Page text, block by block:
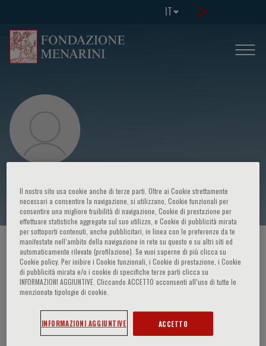
IT
Nicola Pimpinelli
HOME PAGE / CORSI ED EVENTI / RELATORE
Nicola Pimpinelli
Il nostro sito usa cookie anche di terze parti. Oltre ai Cookie strettamente
necessari a consentire la navigazione, si utilizzano, Cookie funzionali per
consentire una migliore fruibilità di navigazione, Cookie di prestazione per
effettuare statistiche aggregate sul suo utilizzo, e Cookie di pubblicità mirata
per sottoporti contenuti, anche pubblicitari, in linea con le preferenze da te
manifestate nell‘ambito della navigazione in rete su questo e su altri siti ed
automaticamente rilevate (profilazione). Se vuoi saperne di più clicca su
Cookie policy. Per inibire i Cookie funzionali, i Cookie di prestazione, i Cookie
di pubblicità mirata e/o i cookie di specifiche terze parti clicca su
INFORMAZIONI AGGIUNTIVE. Cliccando ACCETTO acconsenti all’uso di tutte le
menzionate tipologie di cookie.
INFORMAZIONI AGGIUNTIVE ACCETTO